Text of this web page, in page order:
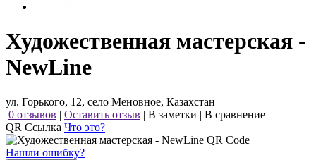
Художественная мастерская -
NewLine
ул. Горького, 12, село Меновное, Казахстан
0 отзывов | Оставить отзыв | В заметки | В сравнение
QR Ссылка Что это?
Нашли ошибку?